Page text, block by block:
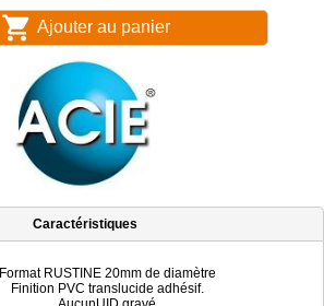
Ajouter au panier
Caractéristiques
Format RUSTINE 20mm de diamètre
Finition PVC translucide adhésif.